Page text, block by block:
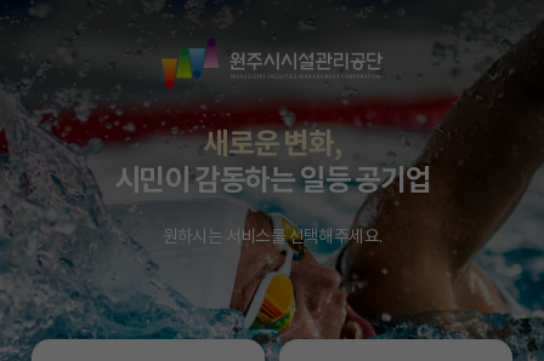
원
주
시
시
설
관
리
공
단
새로운 변화,
시민이 감동하는 일등 공기업
원하시는 서비스를 선택해주세요.